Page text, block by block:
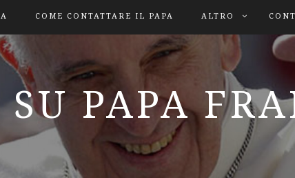
COME CONTATTARE IL PAPA ALTRO
PAPA